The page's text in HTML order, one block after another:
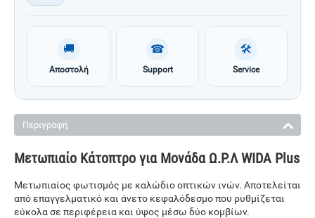
🚚
Αποστολή
☎
Support
🛠
Service
Περιγραφή
Μετωπιαίο Κάτοπτρο για Μονάδα Ω.Ρ.Λ WIDA Plus
Μετωπιαίος φωτισμός με καλώδιο οπτικών ινών. Αποτελείται
από επαγγελματικό και άνετο κεφαλόδεσμο που ρυθμίζεται
εύκολα σε περιφέρεια και ύψος μέσω δύο κομβίων.